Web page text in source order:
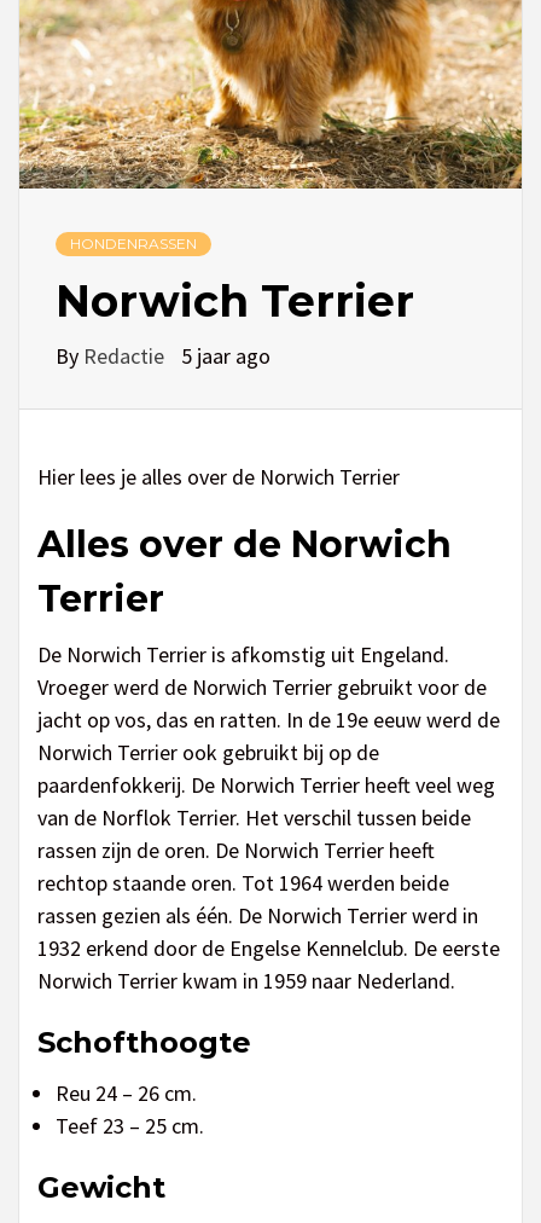
HONDENRASSEN
Norwich Terrier
By Redactie 5 jaar ago
Hier lees je alles over de Norwich Terrier
Alles over de Norwich
Terrier
De Norwich Terrier is afkomstig uit Engeland.
Vroeger werd de Norwich Terrier gebruikt voor de
jacht op vos, das en ratten. In de 19e eeuw werd de
Norwich Terrier ook gebruikt bij op de
paardenfokkerij. De Norwich Terrier heeft veel weg
van de Norflok Terrier. Het verschil tussen beide
rassen zijn de oren. De Norwich Terrier heeft
rechtop staande oren. Tot 1964 werden beide
rassen gezien als één. De Norwich Terrier werd in
1932 erkend door de Engelse Kennelclub. De eerste
Norwich Terrier kwam in 1959 naar Nederland.
Schofthoogte
Reu 24 – 26 cm.
Teef 23 – 25 cm.
Gewicht